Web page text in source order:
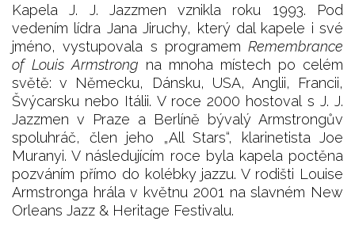
Kapela J. J. Jazzmen vznikla roku 1993. Pod
vedením lídra Jana Jiruchy, který dal kapele i své
jméno, vystupovala s programem Remembrance
of Louis Armstrong na mnoha místech po celém
světě: v Německu, Dánsku, USA, Anglii, Francii,
Švýcarsku nebo Itálii. V roce 2000 hostoval s J. J.
Jazzmen v Praze a Berlíně bývalý Armstrongův
spoluhráč, člen jeho „All Stars“, klarinetista Joe
Muranyi. V následujícím roce byla kapela poctěna
pozváním přímo do kolébky jazzu. V rodišti Louise
Armstronga hrála v květnu 2001 na slavném New
Orleans Jazz & Heritage Festivalu.